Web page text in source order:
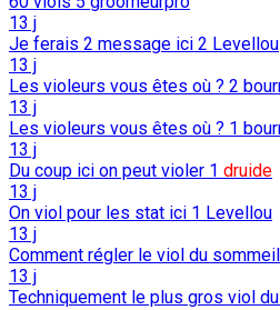
13 j
Je ferais 2 message ici 2 Levellou
13 j
Les violeurs vous êtes où ? 2
13 j
Les violeurs vous êtes où ? 1
13 j
Du coup ici on peut violer 1 druide
13 j
On viol pour les stat ici 1 Levellou
13 j
Comment régler le viol du
13 j
Techniquement le plus gros viol